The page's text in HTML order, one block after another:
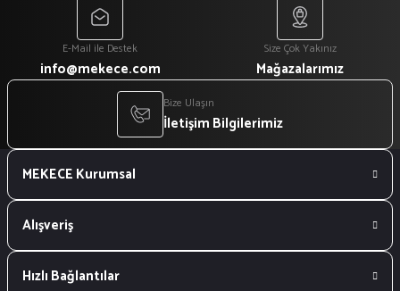
E-Mail ile Destek
info@mekece.com
Size Çok Yakınız
Mağazalarımız
Bize Ulaşın
İletişim Bilgilerimiz
MEKECE Kurumsal
Alışveriş
Hızlı Bağlantılar